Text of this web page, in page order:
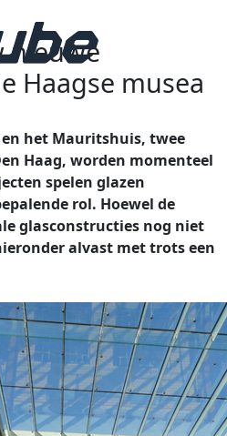
nieuwe
Haagse musea
het Mauritshuis, twee
Haag, worden momenteel
spelen glazen
rol. Hoewel de
glasconstructies nog niet
alvast met trots een